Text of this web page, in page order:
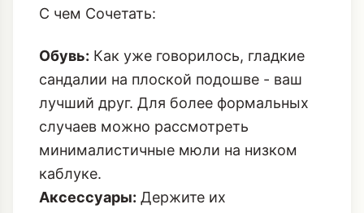
С чем Сочетать:
Обувь: Как уже говорилось, гладкие
сандалии на плоской подошве - ваш
лучший друг. Для более формальных
случаев можно рассмотреть
минималистичные мюли на низком
каблуке.
Аксессуары: Держите их